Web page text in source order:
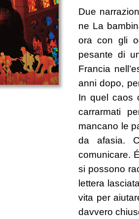
Due
ne La
ora con gli
pesante di
Francia
anni dopo,
In quel caos
carrarmati
mancano le
da afasia.
comunicare.
si possono
lettera
vita per
davvero